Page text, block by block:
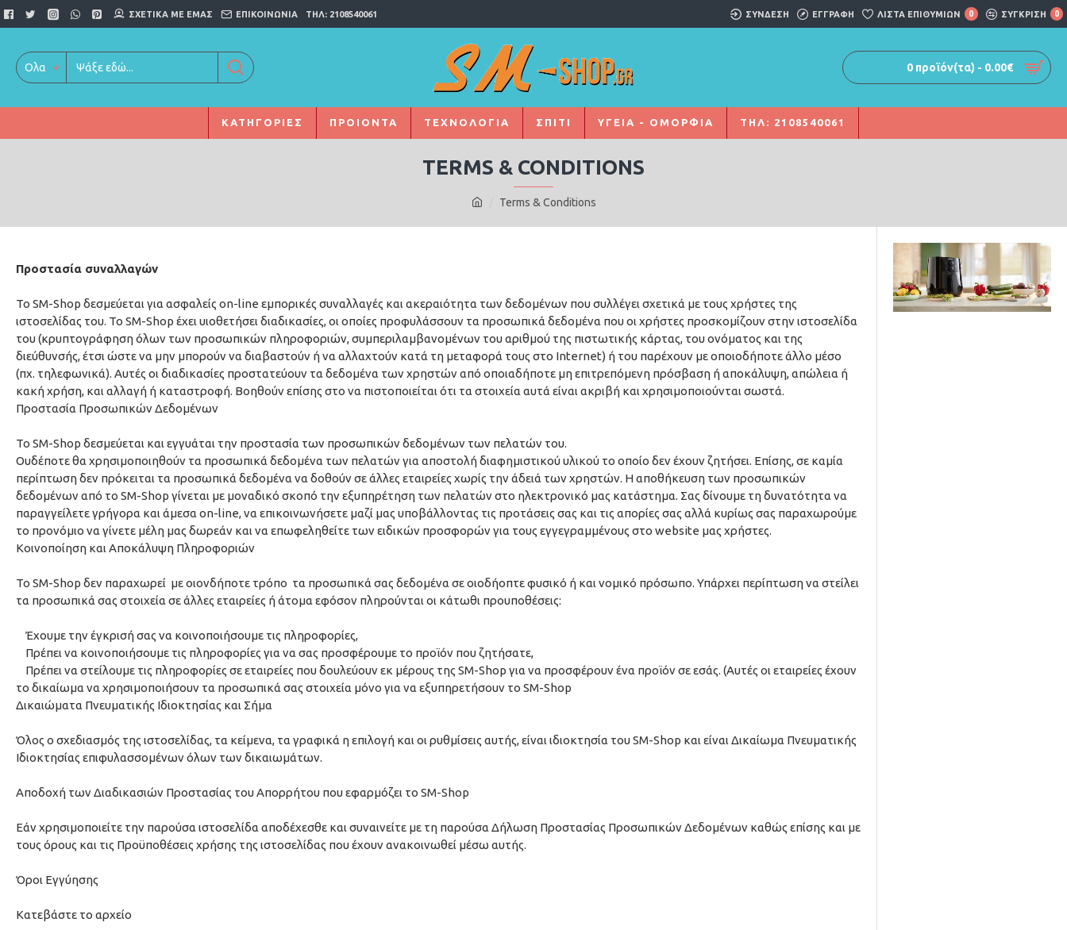
ΣΧΕΤΙΚΆ ΜΕ ΕΜΆΣ ΕΠΙΚΟΙΝΩΝΊΑ ΤΗΛ: 2108540061 ΣΎΝΔΕΣΗ ΕΓΓΡΑΦΗ ΛΊΣΤΑ ΕΠΙΘΥΜΙΏΝ 0 ΣΥΓΚΡΙΣΗ 0
Ολα 0 προϊόν(τα) - 0.00€
ΚΑΤΗΓΟΡΊΕΣ ΠΡΟΙΌΝΤΑ ΤΕΧΝΟΛΟΓΙΑ ΣΠΙΤΙ ΥΓΕΙΑ - ΟΜΟΡΦΙΑ ΤΗΛ: 2108540061
Terms & Conditions
TERMS & CONDITIONS
Προστασία συναλλαγών
Το SM-Shop δεσμεύεται για ασφαλείς on-line εμπορικές συναλλαγές και ακεραιότητα των δεδομένων που συλλέγει σχετικά με τους χρήστες της
ιστοσελίδας του. Το SM-Shop έχει υιοθετήσει διαδικασίες, οι οποίες προφυλάσσουν τα προσωπικά δεδομένα που οι χρήστες προσκομίζουν στην ιστοσελίδα
του (κρυπτογράφηση όλων των προσωπικών πληροφοριών, συμπεριλαμβανομένων του αριθμού της πιστωτικής κάρτας, του ονόματος και της
διεύθυνσής, έτσι ώστε να μην μπορούν να διαβαστούν ή να αλλαχτούν κατά τη μεταφορά τους στο Internet) ή του παρέχουν με οποιοδήποτε άλλο μέσο
(πχ. τηλεφωνικά). Αυτές οι διαδικασίες προστατεύουν τα δεδομένα των χρηστών από οποιαδήποτε μη επιτρεπόμενη πρόσβαση ή αποκάλυψη, απώλεια ή
κακή χρήση, και αλλαγή ή καταστροφή. Βοηθούν επίσης στο να πιστοποιείται ότι τα στοιχεία αυτά είναι ακριβή και χρησιμοποιούνται σωστά.
Προστασία Προσωπικών Δεδομένων
Το SM-Shop δεσμεύεται και εγγυάται την προστασία των προσωπικών δεδομένων των πελατών του.
Ουδέποτε θα χρησιμοποιηθούν τα προσωπικά δεδομένα των πελατών για αποστολή διαφημιστικού υλικού το οποίο δεν έχουν ζητήσει. Επίσης, σε καμία
περίπτωση δεν πρόκειται τα προσωπικά δεδομένα να δοθούν σε άλλες εταιρείες χωρίς την άδειά των χρηστών. Η αποθήκευση των προσωπικών
δεδομένων από το SM-Shop γίνεται με μοναδικό σκοπό τηv εξυπηρέτηση των πελατών στο ηλεκτρονικό μας κατάστημα. Σας δίνουμε τη δυνατότητα να
παραγγείλετε γρήγορα και άμεσα on-line, να επικοινωνήσετε μαζί μας υποβάλλοντας τις προτάσεις σας και τις απορίες σας αλλά κυρίως σας παραχωρούμε
το προνόμιο να γίνετε μέλη μας δωρεάν και να επωφεληθείτε των ειδικών προσφορών για τους εγγεγραμμένους στο website μας χρήστες.
Κοινοποίηση και Αποκάλυψη Πληροφοριών
Το SM-Shop δεν παραχωρεί με οιονδήποτε τρόπο τα προσωπικά σας δεδομένα σε οιοδήοπτε φυσικό ή και νομικό πρόσωπο. Υπάρχει περίπτωση να στείλει
τα προσωπικά σας στοιχεία σε άλλες εταιρείες ή άτομα εφόσον πληρούνται οι κάτωθι προυποθέσεις:
Έχουμε την έγκρισή σας να κοινοποιήσουμε τις πληροφορίες,
Πρέπει να κοινοποιήσουμε τις πληροφορίες για να σας προσφέρουμε το προϊόν που ζητήσατε,
Πρέπει να στείλουμε τις πληροφορίες σε εταιρείες που δουλεύουν εκ μέρους της SM-Shop για να προσφέρουν ένα προϊόν σε εσάς. (Αυτές οι εταιρείες έχουν
το δικαίωμα να χρησιμοποιήσουν τα προσωπικά σας στοιχεία μόνο για να εξυπηρετήσουν το SM-Shop
Δικαιώματα Πνευματικής Ιδιοκτησίας και Σήμα
Όλος ο σχεδιασμός της ιστοσελίδας, τα κείμενα, τα γραφικά η επιλογή και οι ρυθμίσεις αυτής, είναι ιδιοκτησία του SM-Shop και είναι Δικαίωμα Πνευματικής
Ιδιοκτησίας επιφυλασσομένων όλων των δικαιωμάτων.
Αποδοχή των Διαδικασιών Προστασίας του Απορρήτου που εφαρμόζει το SM-Shop
Εάν χρησιμοποιείτε την παρούσα ιστοσελίδα αποδέχεσθε και συναινείτε με τη παρούσα Δήλωση Προστασίας Προσωπικών Δεδομένων καθώς επίσης και με
τους όρους και τις Προϋποθέσεις χρήσης της ιστοσελίδας που έχουν ανακοινωθεί μέσω αυτής.
Όροι Εγγύησης
Κατεβάστε το αρχείο